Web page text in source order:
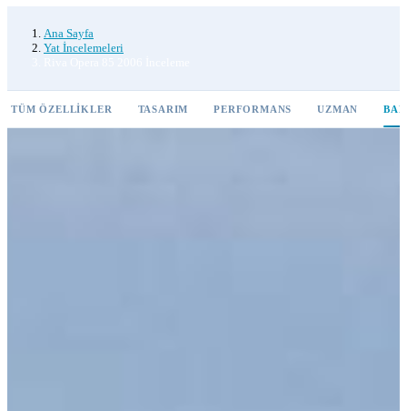
Ana Sayfa
Yat İncelemeleri
TÜM ÖZELLIKLER TASARIM PERFORMANS UZMAN